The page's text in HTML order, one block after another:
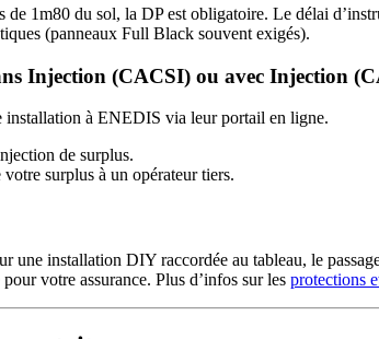
1m80 du sol, la DP est obligatoire. Le délai
(panneaux Full Black souvent exigés).
Injection (CACSI) ou avec Injection
à ENEDIS via leur portail en ligne.
de surplus.
surplus à un opérateur tiers.
une installation DIY raccordée au tableau, le
votre assurance. Plus d’infos sur les protections